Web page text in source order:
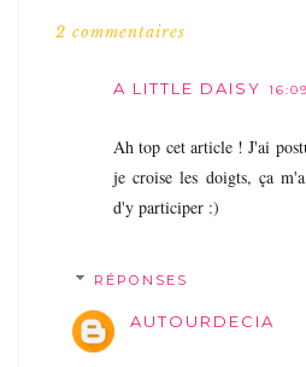
2 commentaires
A LITTLE DAISY 16:09
Ah top cet article ! J'ai
je croise les doigts, ça
d'y participer :)
RÉPONSES
AUTOURDECIA